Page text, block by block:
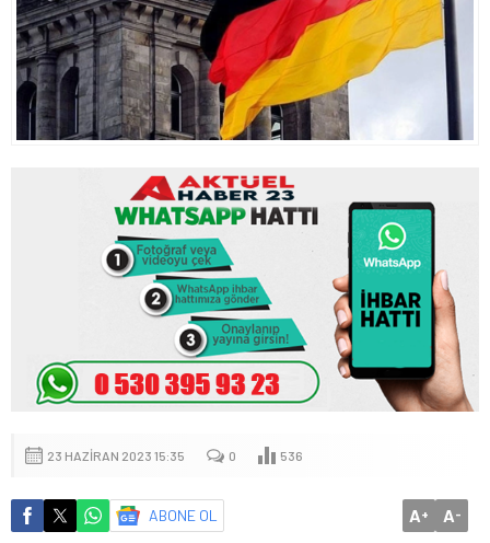
23 HAZIRAN 2023 15:35 0 536
ABONE OL A+ A-